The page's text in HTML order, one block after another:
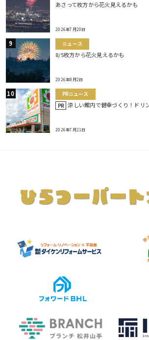
あさって枚方から花火見えるかも
2026年7月20日
ニュース
8/5枚方から花火見えるかも
2026年8月2日
PRニュース
PR 涼しい館内で健幸づくり！ドリ
2026年7月21日